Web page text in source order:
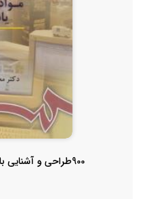
900طراحی و آشنایی با مراکز مواد و منابع یادگیری